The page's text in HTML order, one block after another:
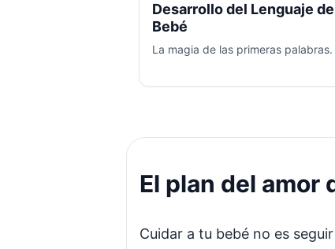
Desarrollo del Lenguaje
Bebé
La magia de las primeras palabras.
El plan del amor
Cuidar a tu bebé no es